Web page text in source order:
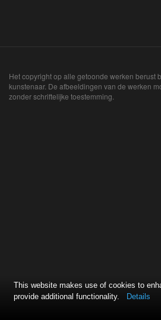
Het copyright op alle getoonde werken berust
kunstenaar. De afbeeldingen van de werken
zonder schriftelijke toestemming.
This website makes use of cookies to
provide additional functionality.
Details